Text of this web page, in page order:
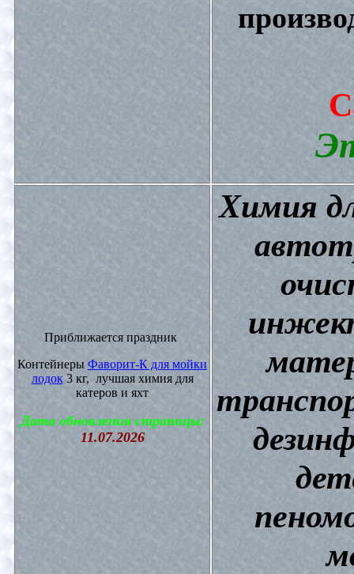
Приближается праздник
Контейнеры Фаворит-К для мойки
лодок3 кг, лучшая химия для
катеров и яхт
Дата обновления страницы:
11.07.2026
Химия